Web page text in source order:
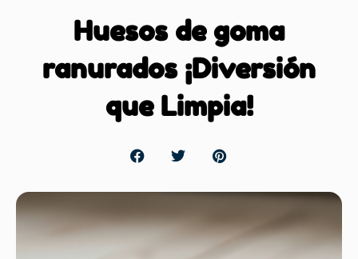
Huesos de goma
ranurados ¡Diversión
que Limpia!